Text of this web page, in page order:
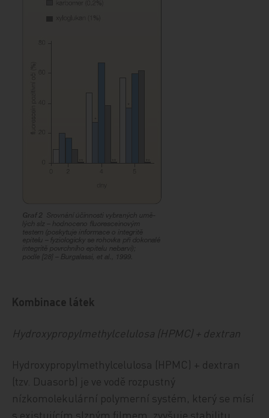
Kombinace látek
Hydroxypropylmethylcelulosa (HPMC) + dextran
Hydroxypropylmethylcelulosa (HPMC) + dextran
(tzv. Duasorb) je ve vodě rozpustný
nízkomolekulární polymerní systém, který se mísí
s existujícím slzným filmem, zvyšuje stabilitu